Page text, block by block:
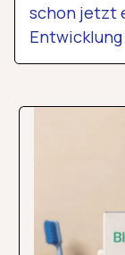
schon jetzt